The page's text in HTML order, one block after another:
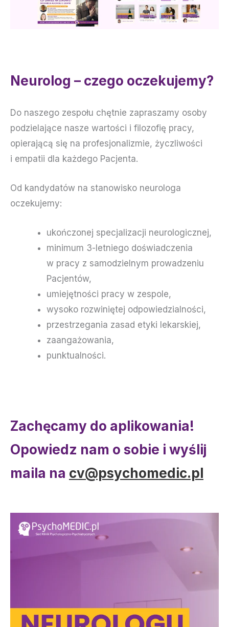
Neurolog – czego oczekujemy?
Do naszego zespołu chętnie zapraszamy osoby
podzielające nasze wartości i filozofię pracy,
opierającą się na profesjonalizmie, życzliwości
i empatii dla każdego Pacjenta.
Od kandydatów na stanowisko neurologa
oczekujemy:
ukończonej specjalizacji neurologicznej,
minimum 3-letniego doświadczenia
w pracy z samodzielnym prowadzeniu
Pacjentów,
umiejętności pracy w zespole,
wysoko rozwiniętej odpowiedzialności,
przestrzegania zasad etyki lekarskiej,
zaangażowania,
punktualności.
Zachęcamy do aplikowania!
Opowiedz nam o sobie i wyślij
maila na cv@psychomedic.pl